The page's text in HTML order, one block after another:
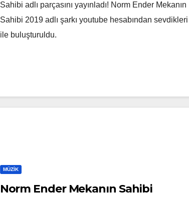
Sahibi adlı parçasını yayınladı! Norm Ender Mekanın
Sahibi 2019 adlı şarkı youtube hesabından sevdikleri
ile buluşturuldu.
MÜZIK
Norm Ender Mekanın Sahibi